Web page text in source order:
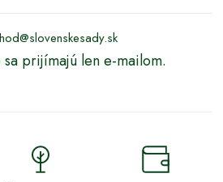
sa prijímajú len e-mailom.